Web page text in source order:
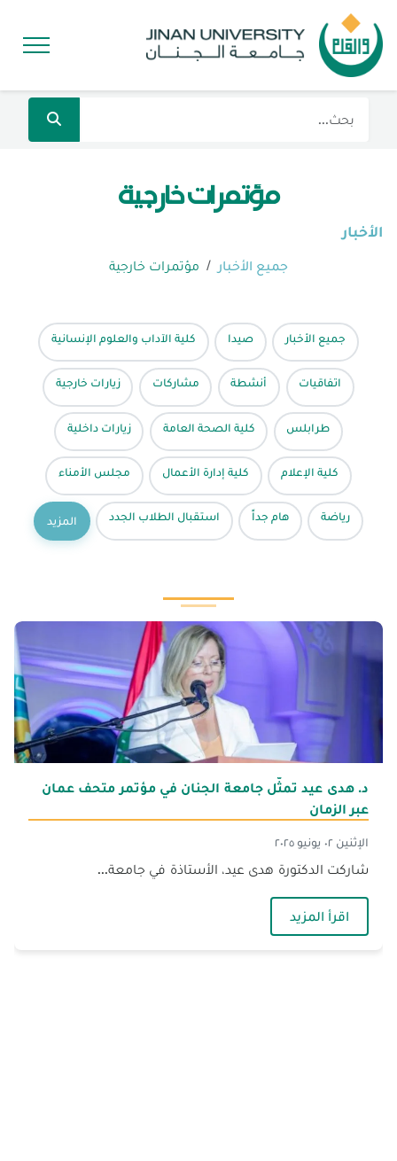
مؤتمرات خارجية
الأخبار
جميع الأخبار مؤتمرات خارجية
جميع الأخبار صيدا كلية الآداب والعلوم الإنسانية
اتفاقيات أنشطة مشاركات زيارات خارجية
طرابلس كلية الصحة العامة زيارات داخلية
كلية الإعلام كلية إدارة الأعمال مجلس الأمناء
رياضة هام جداً استقبال الطلاب الجدد المزيد
د. هدى عيد تمثّل جامعة الجنان في مؤتمر متحف عمان
عبر الزمان
الإثنين ٠٢ يونيو ٢٠٢٥
شاركت الدكتورة هدى عيد، الأستاذة في جامعة...
اقرأ المزيد— د. هدى عيد تمثّل جامعة الجنان في مؤتمر متحف